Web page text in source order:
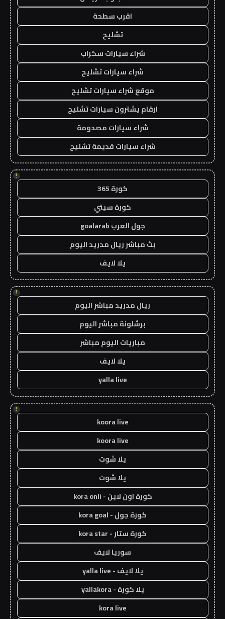
اقرب سطحة
تشليح
شراء سيارات سكراب
شراء سيارات تشليح
موقع شراء سيارات تشليح
ارقام يشترون سيارات تشليح
شراء سيارات مصدومة
شراء سيارات قديمة تشليح
!
كورة 365
كورة سيتي
جول العرب goalarab
بث مباشر ريال مدريد اليوم
يلا لايف
!
ريال مدريد مباشر اليوم
برشلونة مباشر اليوم
مباريات اليوم مباشر
يلا لايف
yalla live
!
koora live
koora live
يلا شوت
يلا شوت
كورة اون لاين - kora onli
كورة جول - kora goal
كورة ستار - kora star
سوريا لايف
يلا لايف - yalla live
يلا كورة - yallakora
kora live